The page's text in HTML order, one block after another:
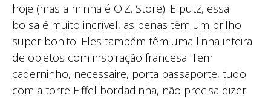
hoje (mas a minha é O.Z. Store). E putz, essa
bolsa é muito incrível, as penas têm um brilho
super bonito. Eles também têm uma linha inteira
de objetos com inspiração francesa! Tem
caderninho, necessaire, porta passaporte, tudo
com a torre Eiffel bordadinha, não precisa dizer